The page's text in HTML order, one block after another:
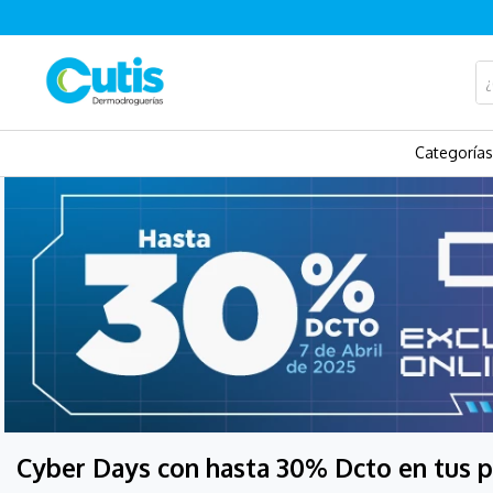
Categorías
Cyber Days con hasta 30% Dcto en tus
MÁS BUSCADOS
sesderma
be
aquatop